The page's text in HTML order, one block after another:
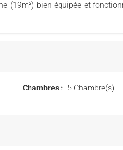
(19m²) bien équipée et
Chambres : 5 Chambre(s)